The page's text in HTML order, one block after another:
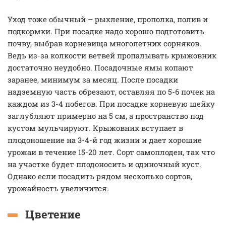
Уход тоже обычный – рыхление, прополка, полив и
подкормки. При посадке надо хорошо подготовить
почву, выбрав корневища многолетних сорняков.
Ведь из-за колкости ветвей пропалывать крыжовник
достаточно неудобно. Посадочные ямы копают
заранее, минимум за месяц. После посадки
надземную часть обрезают, оставляя по 5-6 почек на
каждом из 3-4 побегов. При посадке корневую шейку
заглубляют примерно на 5 см, а пространство под
кустом мульчируют. Крыжовник вступает в
плодоношение на 3-4-й год жизни и дает хорошие
урожаи в течение 15-20 лет. Сорт самоплоден, так что
на участке будет плодоносить и одиночный куст.
Однако если посадить рядом несколько сортов,
урожайность увеличится.
Цветение